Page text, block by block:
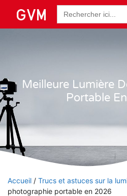
Recherche
de
:
Meilleure Lumière
Portable
Accueil / Trucs et astuces sur la
photographie portable en 2026